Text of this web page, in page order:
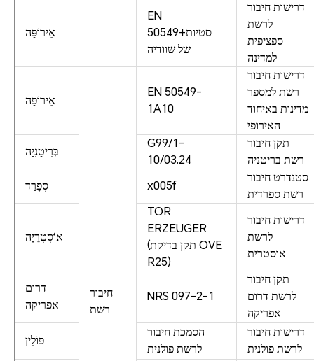
אֵירוֹפָּה
EN
50549+סטיות
של שוודיה
דרישות חיבור
לרשת
ספציפית
למדינה
אֵירוֹפָּה
חיבור
רשת
EN 50549-
1A10
דרישות חיבור
רשת למספר
מדינות באיחוד
האירופי
בְּרִיטַנִיָה
G99/1-
10/03.24
תקן חיבור
רשת בריטניה
סְפָרַד
x005f
סטנדרט חיבור
רשת ספרדית
אוֹסְטְרֵיָה
TOR
ERZEUGER
(תקן בדיקת OVE
R25)
דרישות חיבור
לרשת
אוסטרית
דרום
אפריקה
NRS 097-2-1
תקן חיבור
לרשת דרום
אפריקה
פּוֹלִין
הסמכת חיבור
לרשת פולנית
דרישות חיבור
לרשת פולנית